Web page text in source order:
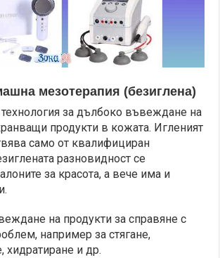
мезотерапия (безиглена)
за дълбоко въвеждане на
продукти в кожата. Игленият
само от квалифициран
разновидност се
за красота, а вече има и
на продукти за справяне с
например за стягане,
хидратиране и др.